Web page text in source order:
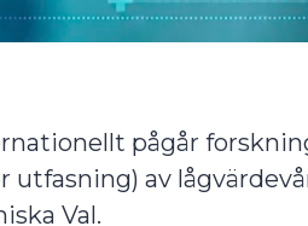
pågår
av
Val.